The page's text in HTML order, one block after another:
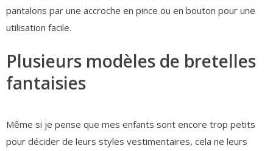
pantalons par une accroche en pince ou en bouton pour une
utilisation facile.
Plusieurs modèles de bretelles
fantaisies
Même si je pense que mes enfants sont encore trop petits
pour décider de leurs styles vestimentaires, cela ne leurs